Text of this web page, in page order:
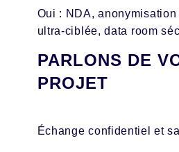
Oui : NDA,
ultra-ciblée, data room
PARLONS DE
PROJET
Échange confidentiel et